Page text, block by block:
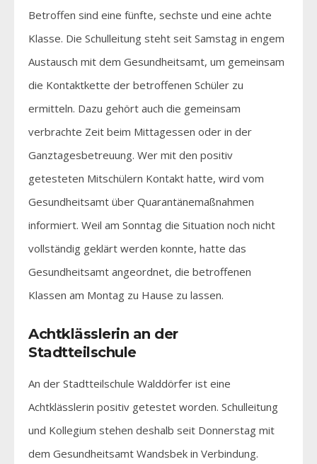
Betroffen sind eine fünfte, sechste und eine achte
Klasse. Die Schulleitung steht seit Samstag in engem
Austausch mit dem Gesundheitsamt, um gemeinsam
die Kontaktkette der betroffenen Schüler zu
ermitteln. Dazu gehört auch die gemeinsam
verbrachte Zeit beim Mittagessen oder in der
Ganztagesbetreuung. Wer mit den positiv
getesteten Mitschülern Kontakt hatte, wird vom
Gesundheitsamt über Quarantänemaßnahmen
informiert. Weil am Sonntag die Situation noch nicht
vollständig geklärt werden konnte, hatte das
Gesundheitsamt angeordnet, die betroffenen
Klassen am Montag zu Hause zu lassen.
Achtklässlerin an der
Stadtteilschule
An der Stadtteilschule Walddörfer ist eine
Achtklässlerin positiv getestet worden. Schulleitung
und Kollegium stehen deshalb seit Donnerstag mit
dem Gesundheitsamt Wandsbek in Verbindung.